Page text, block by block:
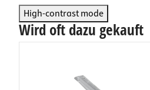
High-contrast mode
Wird oft dazu gekauft